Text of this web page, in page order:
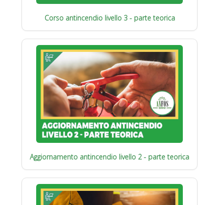
Corso antincendio livello 3 - parte teorica
Aggiornamento antincendio livello 2 - parte teorica